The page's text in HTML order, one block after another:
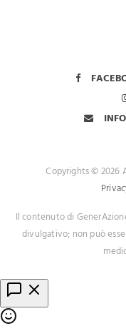
Copyrights © 2026
Il contenuto di
divulgativo; non può